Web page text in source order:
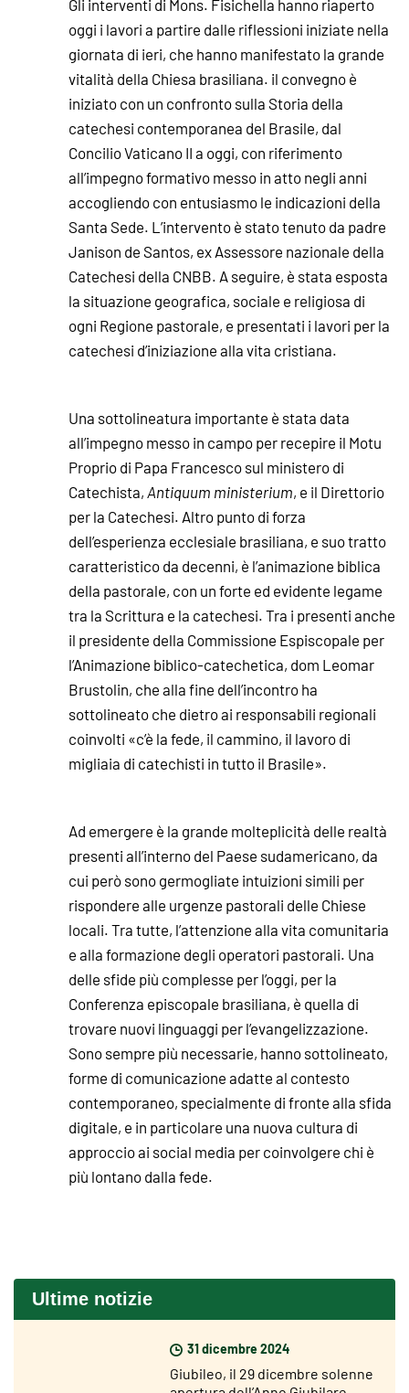
Gli interventi di Mons. Fisichella hanno riaperto
oggi i lavori a partire dalle riflessioni iniziate nella
giornata di ieri, che hanno manifestato la grande
vitalità della Chiesa brasiliana. il convegno è
iniziato con un confronto sulla Storia della
catechesi contemporanea del Brasile, dal
Concilio Vaticano II a oggi, con riferimento
all’impegno formativo messo in atto negli anni
accogliendo con entusiasmo le indicazioni della
Santa Sede. L’intervento è stato tenuto da padre
Janison de Santos, ex Assessore nazionale della
Catechesi della CNBB. A seguire, è stata esposta
la situazione geografica, sociale e religiosa di
ogni Regione pastorale, e presentati i lavori per la
catechesi d’iniziazione alla vita cristiana.
Una sottolineatura importante è stata data
all’impegno messo in campo per recepire il Motu
Proprio di Papa Francesco sul ministero di
Catechista,Antiquum ministerium, e il Direttorio
per la Catechesi. Altro punto di forza
dell’esperienza ecclesiale brasiliana, e suo tratto
caratteristico da decenni, è l’animazione biblica
della pastorale, con un forte ed evidente legame
tra la Scrittura e la catechesi. Tra i presenti anche
il presidente della Commissione Espiscopale per
l’Animazione biblico-catechetica, dom Leomar
Brustolin, che alla fine dell’incontro ha
sottolineato che dietro ai responsabili regionali
coinvolti «c’è la fede, il cammino, il lavoro di
migliaia di catechisti in tutto il Brasile».
Ad emergere è la grande molteplicità delle realtà
presenti all’interno del Paese sudamericano, da
cui però sono germogliate intuizioni simili per
rispondere alle urgenze pastorali delle Chiese
locali. Tra tutte, l’attenzione alla vita comunitaria
e alla formazione degli operatori pastorali. Una
delle sfide più complesse per l’oggi, per la
Conferenza episcopale brasiliana, è quella di
trovare nuovi linguaggi per l’evangelizzazione.
Sono sempre più necessarie, hanno sottolineato,
forme di comunicazione adatte al contesto
contemporaneo, specialmente di fronte alla sfida
digitale, e in particolare una nuova cultura di
approccio ai social media per coinvolgere chi è
più lontano dalla fede.
Ultime notizie
31 dicembre 2024
Giubileo, il 29 dicembre solenne